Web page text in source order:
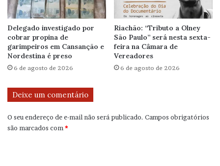
Delegado investigado por
cobrar propina de
garimpeiros em Cansanção e
Nordestina é preso
6 de agosto de 2026
Riachão: “Tributo a Olney
São Paulo” será nesta sexta-
feira na Câmara de
Vereadores
6 de agosto de 2026
Deixe um comentário
O seu endereço de e-mail não será publicado. Campos obrigatórios
são marcados com *